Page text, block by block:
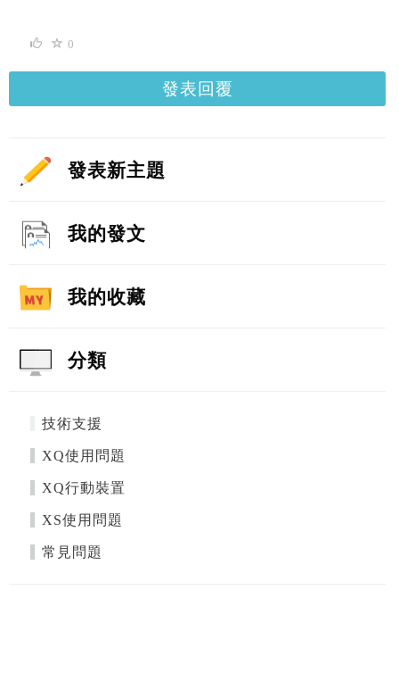
0
發表回覆
發表新主題
我的發文
我的收藏
分類
技術支援
XQ使用問題
XQ行動裝置
XS使用問題
常見問題